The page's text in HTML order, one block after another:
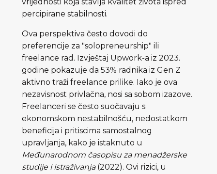
percipirane stabilnosti.
Ova perspektiva često dovodi do
preferencije za "solopreneurship" ili
freelance rad. Izvještaj Upwork-a iz 2023.
godine pokazuje da 53% radnika iz Gen Z
aktivno traži freelance prilike. Iako je ova
nezavisnost privlačna, nosi sa sobom izazove.
Freelanceri se često suočavaju s
ekonomskom nestabilnošću, nedostatkom
beneficija i pritiscima samostalnog
upravljanja, kako je istaknuto u
Međunarodnom časopisu za menadžerske
studije i istraživanja (2022). Ovi rizici, u